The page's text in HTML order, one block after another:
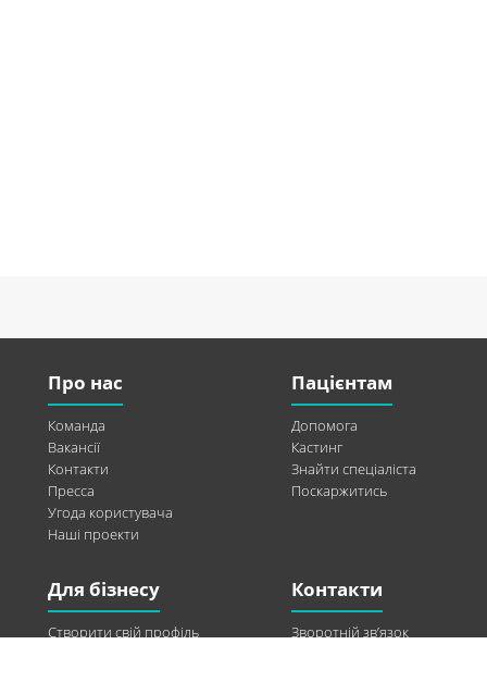
Про нас
Команда
Вакансії
Контакти
Пресса
Угода користувача
Наші проекти
Пацієнтам
Допомога
Кастинг
Знайти спеціаліста
Поскаржитись
Для бізнесу
Створити свій профіль
Контакти
Зворотній зв’язок